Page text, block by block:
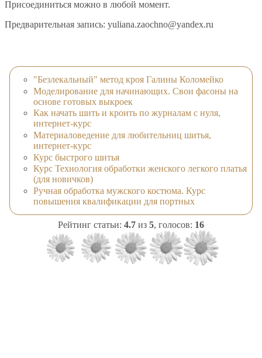
Присоединиться можно в любой момент.
Предварительная запись: yuliana.zaochno@yandex.ru
"Безлекальный" метод кроя Галины Коломейко
Моделирование для начинающих. Свои фасоны на
основе готовых выкроек
Как начать шить и кроить по журналам с нуля,
интернет-курс
Материаловедение для любительниц шитья,
интернет-курс
Курс быстрого шитья
Курс Технология обработки женского легкого платья
(для новичков)
Ручная обработка мужского костюма. Курс
повышения квалификации для портных
Рейтинг статьи: 4.7 из 5, голосов: 16